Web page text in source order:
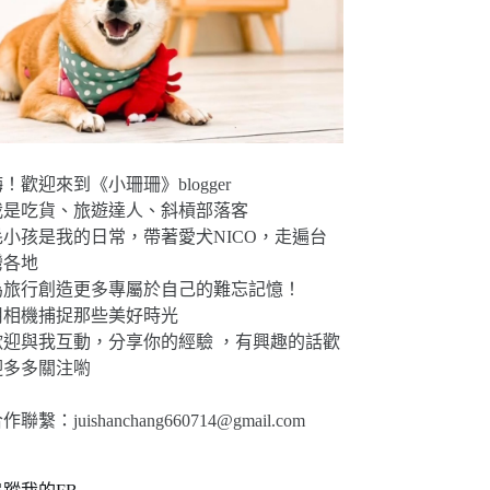
！歡迎來到《小珊珊》blogger
是吃貨、旅遊達人、斜槓部落客
小孩是我的日常，帶著愛犬NICO，走遍台
各地
行創造更多專屬於自己的難忘記憶！
相機捕捉那些美好時光
迎與我互動，分享你的經驗 ，有興趣的話歡
多多關注喲
作聯繫：juishanchang660714@gmail.com